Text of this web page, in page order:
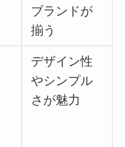
ブランドが
揃う
デザイン性
やシンプル
さが魅力